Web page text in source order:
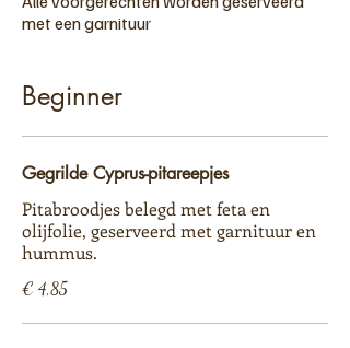
met een garnituur
Beginner
Gegrilde Cyprus-pitareepjes
Pitabroodjes belegd met feta en
olijfolie, geserveerd met garnituur en
hummus.
€ 4,85